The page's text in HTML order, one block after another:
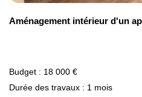
Aménagement intérieur d'un
Budget : 18 000 €
Durée des travaux : 1 mois